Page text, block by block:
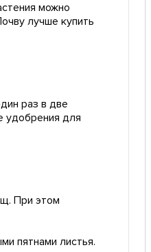
можно
лучше купить
раз в две
удобрения для
При этом
пятнами листья.